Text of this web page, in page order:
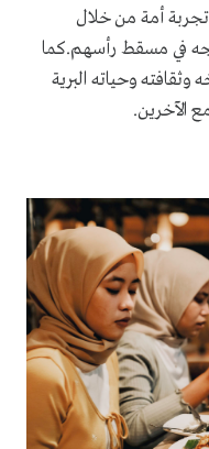
أمة من خلال
في مسقط رأسهم.كما
وحياته البرية
الآخرين.